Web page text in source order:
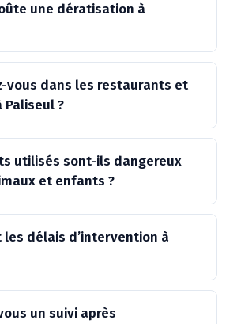
une dératisation à
vous dans les restaurants et
Paliseul ?
utilisés sont-ils dangereux
et enfants ?
les délais d’intervention à
un suivi après